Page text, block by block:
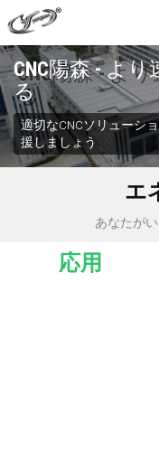
CNC陽森 - よ
る
適切なCNCソリューシ
援しましょう
エ
あなたがい
応用